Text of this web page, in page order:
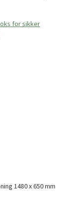
for sikker
1480 x 650 mm